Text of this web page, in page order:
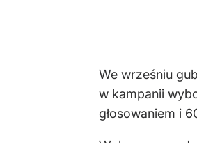
We wrześniu
w kampanii
głosowaniem i